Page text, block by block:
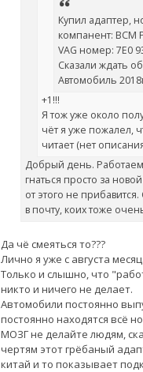
Купил адаптер,
компанент: BCM
VAG номер: 7Е0
Сказали ждать
Автомобиль
+1!!!
Я тож уже около
чёт я уже пожалел,
читает (нет
Добрый день.
гнаться просто за
от этого не
в почту, коих тоже
Да чё смеяться то???
Лично я уже с августа
Только и слышно, что
никто и ничего не делает.
Автомобили постоянно
постоянно находятся всё
МОЗГ не делайте людям,
чертям этот грёбаный
китай и то показывает